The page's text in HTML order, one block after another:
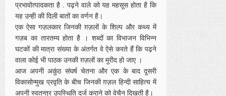
प्रभावोत्पादकता है . पढ़ने वाले को यह महसूस होता है कि
यह उन्ही की दिली बातों का वर्णन है।
एक ऐसा गज़लकार जिनकी ग़ज़लों के शिल्प और कथ्य में
गज़ब का तारतम्य होता है । शब्दों का विभाजन विभिन्न
घटकों की मात्रा संख्या के अंतर्गत वे ऐसे करते हैं कि पढ़ने
वाला कोई भी पाठक उनकी ग़ज़लों का मुरीद हो जाए ।
आज अपनी अकुंठ संघर्ष चेतना और एक के बाद दूसरी
विकासोन्मुख प्रवृति के बीच जिनकी ग़ज़ल हिन्दी साहित्य में
अपनी स्वतन्त्र उपस्थिति दर्ज कराने को वेचैन दिखती है।